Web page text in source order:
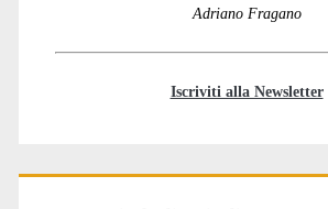
Adriano Fragano
Iscriviti alla Newsletter